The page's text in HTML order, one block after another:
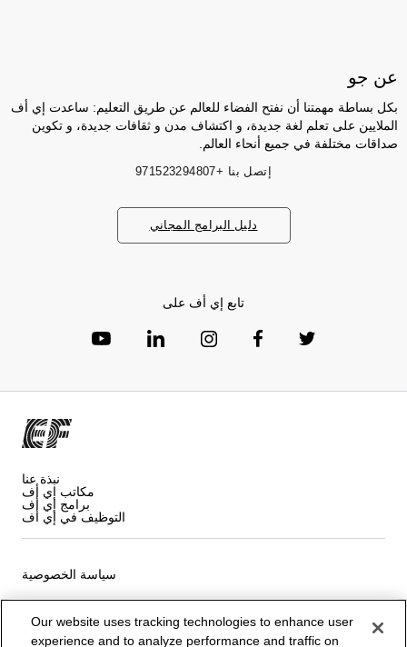
عن جو
بكل بساطة مهمتنا أن نفتح الفضاء للعالم عن طريق التعليم: ساعدت إي أف
الملايين على تعلم لغة جديدة، و اكتشاف مدن و ثقافات جديدة، و تكوين
صداقات مختلفة في جميع أنحاء العالم.
إتصل بنا +971523294807
دليل البرامج المجاني
تابع إي أف على
نبذة عنا
مكاتب إي أف
برامج إي أف
التوظيف في إي أف
سياسة الخصوصية
ملفات تعريف الارتباط
Our website uses tracking technologies to enhance user
experience and to analyze performance and traffic on